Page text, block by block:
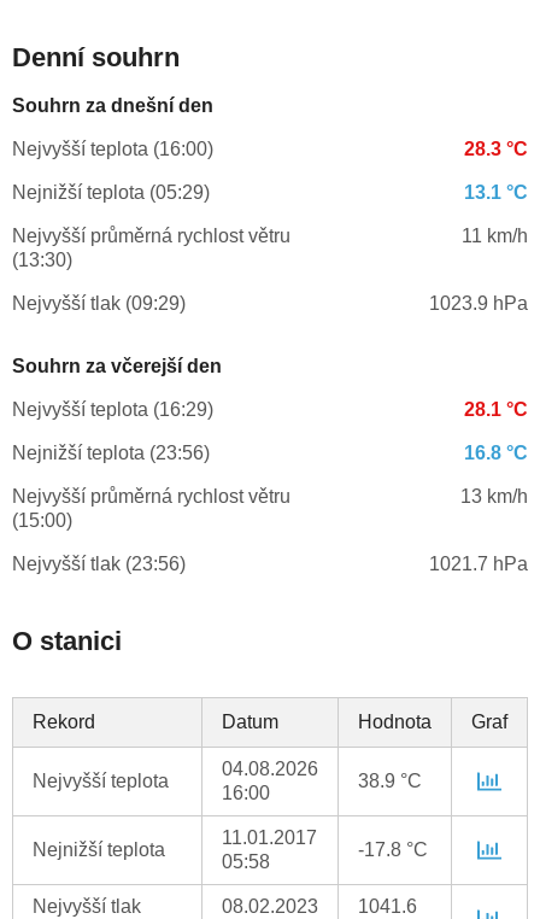
Denní souhrn
Souhrn za dnešní den
Nejvyšší teplota (16:00) 28.3 °C
Nejnižší teplota (05:29) 13.1 °C
Nejvyšší průměrná rychlost větru
(13:30)
11 km/h
Nejvyšší tlak (09:29) 1023.9 hPa
Souhrn za včerejší den
Nejvyšší teplota (16:29) 28.1 °C
Nejnižší teplota (23:56) 16.8 °C
Nejvyšší průměrná rychlost větru
(15:00)
13 km/h
Nejvyšší tlak (23:56) 1021.7 hPa
O stanici
Rekord Datum Hodnota Graf
Nejvyšší teplota
04.08.2026
16:00
38.9 °C
Nejnižší teplota
11.01.2017
05:58
-17.8 °C
Nejvyšší tlak
08.02.2023
1041.6